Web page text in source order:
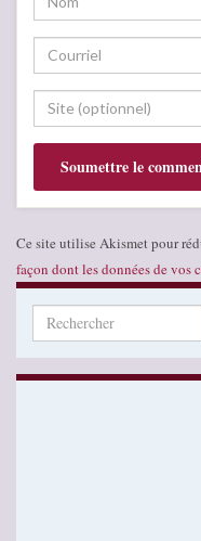
Ce site utilise Akismet pour
façon dont les données de vos
Search for: